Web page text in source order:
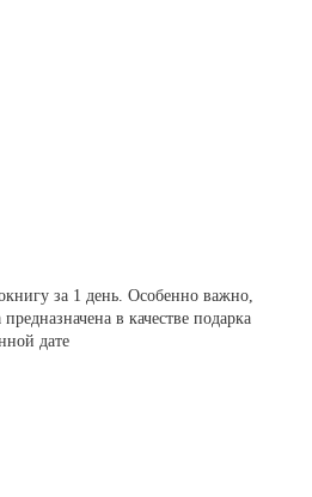
за 1 день. Особенно важно,
в качестве подарка
дате